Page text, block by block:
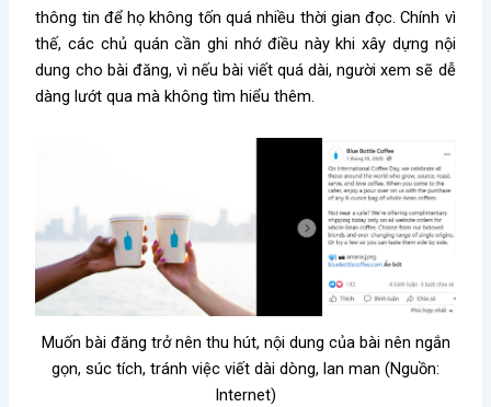
thông tin để họ không tốn quá nhiều thời gian đọc. Chính vì
thế, các chủ quán cần ghi nhớ điều này khi xây dựng nội
dung cho bài đăng, vì nếu bài viết quá dài, người xem sẽ dễ
dàng lướt qua mà không tìm hiểu thêm.
Muốn bài đăng trở nên thu hút, nội dung của bài nên ngắn
gọn, súc tích, tránh việc viết dài dòng, lan man (Nguồn:
Internet)